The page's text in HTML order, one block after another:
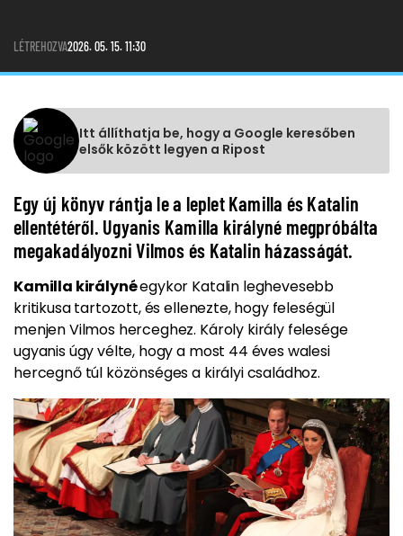
LÉTREHOZVA2026. 05. 15. 11:30
Itt állíthatja be, hogy a Google keresőben
elsők között legyen a Ripost
Egy új könyv rántja le a leplet Kamilla és Katalin
ellentétéről. Ugyanis Kamilla királyné megpróbálta
megakadályozni Vilmos és Katalin házasságát.
Kamilla királynéegykor Katalin leghevesebb
kritikusa tartozott, és ellenezte, hogy feleségül
menjen Vilmos herceghez. Károly király felesége
ugyanis úgy vélte, hogy a most 44 éves walesi
hercegnő túl közönséges a királyi családhoz.